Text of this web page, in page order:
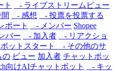
ト
- ライブストリームビュー
- 感想
- 投票を投票する
ポート - メンバー Shopee
バー - 加入者
- リアクショ
ットスタート
- その他のサ
の ビュー 加入者 チャットボッ
向けAIチャットボット
- キッ